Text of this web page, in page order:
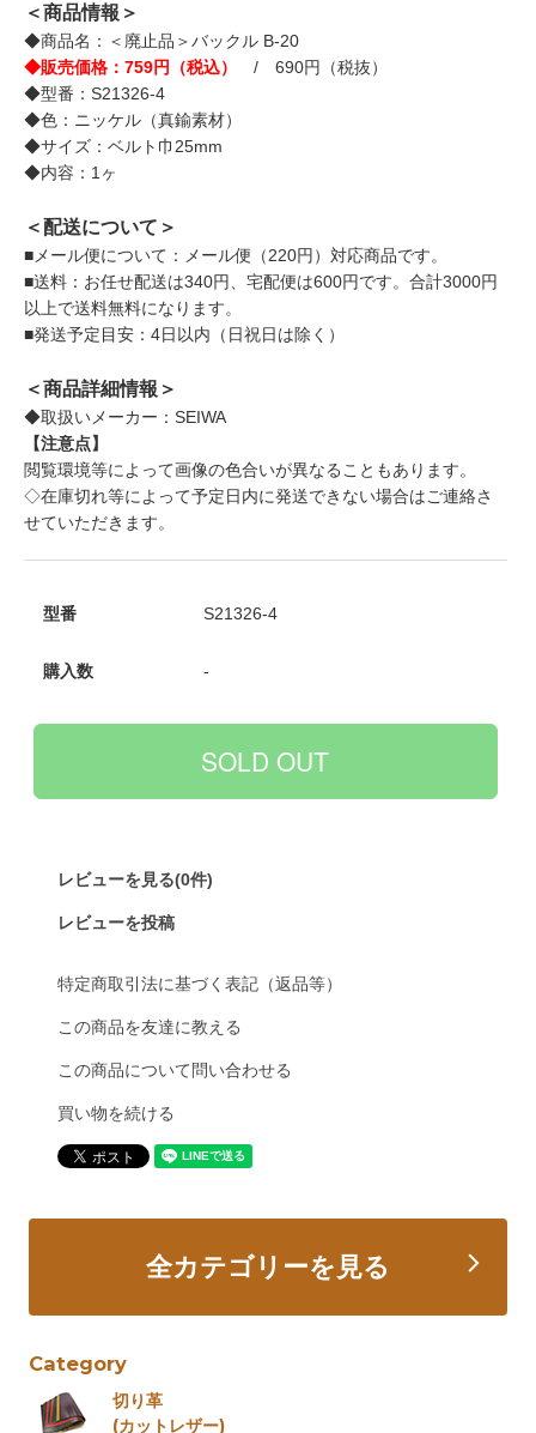
＜商品情報＞
◆商品名：＜廃止品＞バックル B-20
◆販売価格：759円（税込）
/ 690円（税抜）
◆型番：S21326-4
◆色：ニッケル（真鍮素材）
◆サイズ：ベルト巾25mm
◆内容：1ヶ
＜配送について＞
■メール便について：メール便（220円）対応商品です。
■送料：お任せ配送は340円、宅配便は600円です。合計3000円
以上で送料無料になります。
■発送予定目安：4日以内（日祝日は除く）
＜商品詳細情報＞
◆取扱いメーカー：SEIWA
【注意点】
閲覧環境等によって画像の色合いが異なることもあります。
◇在庫切れ等によって予定日内に発送できない場合はご連絡さ
せていただきます。
型番 S21326-4
購入数 -
レビューを見る(0件)
レビューを投稿
特定商取引法に基づく表記（返品等）
この商品を友達に教える
この商品について問い合わせる
買い物を続ける
全カテゴリーを見る
Category
切り革
(カットレザー)